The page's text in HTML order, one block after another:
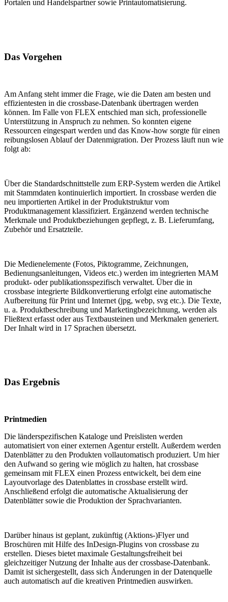
Portalen und Handelspartner sowie Printautomatisierung.
Das Vorgehen
Am Anfang steht immer die Frage, wie die Daten am besten und
effizientesten in die crossbase-Datenbank übertragen werden
können. Im Falle von FLEX entschied man sich, professionelle
Unterstützung in Anspruch zu nehmen. So konnten eigene
Ressourcen eingespart werden und das Know-how sorgte für einen
reibungslosen Ablauf der Datenmigration. Der Prozess läuft nun wie
folgt ab:
Über die Standardschnittstelle zum ERP-System werden die Artikel
mit Stammdaten kontinuierlich importiert. In crossbase werden die
neu importierten Artikel in der Produktstruktur vom
Produktmanagement klassifiziert. Ergänzend werden technische
Merkmale und Produktbeziehungen gepflegt, z. B. Lieferumfang,
Zubehör und Ersatzteile.
Die Medienelemente (Fotos, Piktogramme, Zeichnungen,
Bedienungsanleitungen, Videos etc.) werden im integrierten MAM
produkt- oder publikationsspezifisch verwaltet. Über die in
crossbase integrierte Bildkonvertierung erfolgt eine automatische
Aufbereitung für Print und Internet (jpg, webp, svg etc.). Die Texte,
u. a. Produktbeschreibung und Marketingbezeichnung, werden als
Fließtext erfasst oder aus Textbausteinen und Merkmalen generiert.
Der Inhalt wird in 17 Sprachen übersetzt.
Das Ergebnis
Printmedien
Die länderspezifischen Kataloge und Preislisten werden
automatisiert von einer externen Agentur erstellt. Außerdem werden
Datenblätter zu den Produkten vollautomatisch produziert. Um hier
den Aufwand so gering wie möglich zu halten, hat crossbase
gemeinsam mit FLEX einen Prozess entwickelt, bei dem eine
Layoutvorlage des Datenblattes in crossbase erstellt wird.
Anschließend erfolgt die automatische Aktualisierung der
Datenblätter sowie die Produktion der Sprachvarianten.
Darüber hinaus ist geplant, zukünftig (Aktions-)Flyer und
Broschüren mit Hilfe des InDesign-Plugins von crossbase zu
erstellen. Dieses bietet maximale Gestaltungsfreiheit bei
gleichzeitiger Nutzung der Inhalte aus der crossbase-Datenbank.
Damit ist sichergestellt, dass sich Änderungen in der Datenquelle
auch automatisch auf die kreativen Printmedien auswirken.